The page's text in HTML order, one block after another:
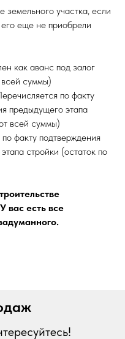
земельного участка, если
еще не приобрели
как аванс под залог
суммы)
по факту
предыдущего этапа
всей суммы)
факту подтверждения
стройки (остаток по
вас есть все